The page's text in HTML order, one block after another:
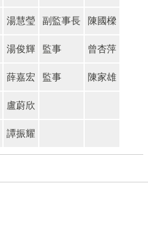
湯慧瑩 副監事長 陳國樑
湯俊輝 監事 曾杏萍
薛嘉宏 監事 陳家雄
盧蔚欣
譚振耀